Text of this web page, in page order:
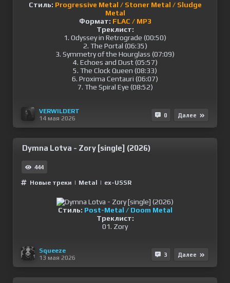
Стиль: Progressive Metal / Stoner Metal / Sludge
Metal
Формат: FLAC / MP3
Треклист:
1. Odyssey in Retrograde (00:50)
2. The Portal (06:35)
3. Symmetry of the Hourglass (07:09)
4. Echoes and Dust (05:57)
5. The Clock Queen (08:33)
6. Proxima Centauri (06:07)
7. The Spiral Eye (08:52)
VERWILDERT
14 мая 2026
0 Далее
Dymna Lotva - Zory [single] (2026)
444
Новые треки | Metal | ex-USSR
Стиль: Post-Metal / Doom Metal
Треклист:
01. Zory
Squeeze
13 мая 2026
3 Далее